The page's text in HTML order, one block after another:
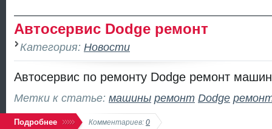
Автосервис Dodge ремонт
Категория: Новости
Автосервис по ремонту Dodge ремонт
Метки к статье: машины ремонт Dodge
Подробнее Комментариев: 0